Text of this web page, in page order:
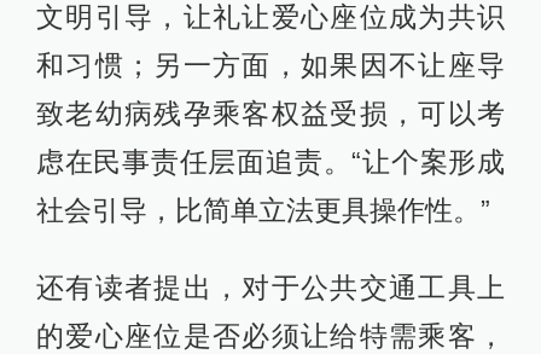
文明引导，让礼让爱心座位成为共识
和习惯；另一方面，如果因不让座导
致老幼病残孕乘客权益受损，可以考
虑在民事责任层面追责。“让个案形成
社会引导，比简单立法更具操作性。”
还有读者提出，对于公共交通工具上
的爱心座位是否必须让给特需乘客，